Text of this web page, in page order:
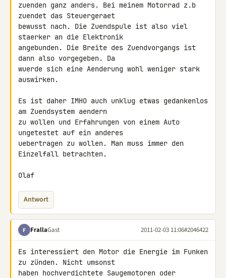
zuenden ganz anders. Bei meinem Motorrad z.b
zuendet das Steuergeraet
bewusst nach. Die Zuendspule ist also viel
staerker an die Elektronik
angebunden. Die Breite des Zuendvorgangs ist
dann also vorgegeben. Da
wuerde sich eine Aenderung wohl weniger stark
auswirken.
Es ist daher IMHO auch unklug etwas gedankenlos
am Zuendsystem aendern
zu wollen und Erfahrungen von einem Auto
ungetestet auf ein anderes
uebertragen zu wollen. Man muss immer den
Einzelfall betrachten.
Olaf
Antwort
F FrallaGast 2011-02-03 11:06#2046422
Es interessiert den Motor die Energie im Funken
zu zünden. Nicht umsonst
haben hochverdichtete Saugemotoren oder